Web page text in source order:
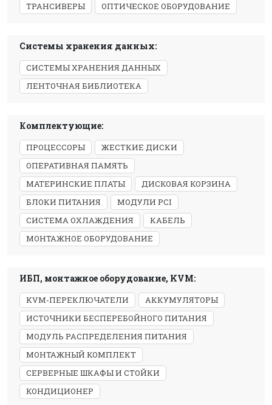
ТРАНСИВЕРЫ
ОПТИЧЕСКОЕ ОБОРУДОВАНИЕ
Системы хранения данных:
СИСТЕМЫ ХРАНЕНИЯ ДАННЫХ
ЛЕНТОЧНАЯ БИБЛИОТЕКА
Комплектующие:
ПРОЦЕССОРЫ
ЖЕСТКИЕ ДИСКИ
ОПЕРАТИВНАЯ ПАМЯТЬ
МАТЕРИНСКИЕ ПЛАТЫ
ДИСКОВАЯ КОРЗИНА
БЛОКИ ПИТАНИЯ
МОДУЛИ PCI
СИСТЕМА ОХЛАЖДЕНИЯ
КАБЕЛЬ
МОНТАЖНОЕ ОБОРУДОВАНИЕ
ИБП, монтажное оборудование, KVM:
KVM-ПЕРЕКЛЮЧАТЕЛИ
АККУМУЛЯТОРЫ
ИСТОЧНИКИ БЕСПЕРЕБОЙНОГО ПИТАНИЯ
МОДУЛЬ РАСПРЕДЕЛЕНИЯ ПИТАНИЯ
МОНТАЖНЫЙ КОМПЛЕКТ
СЕРВЕРНЫЕ ШКАФЫ И СТОЙКИ
КОНДИЦИОНЕР